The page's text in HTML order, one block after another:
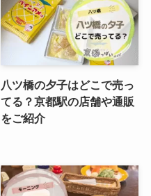
八ツ橋の夕子はどこで売っ
てる？京都駅の店舗や通販
をご紹介